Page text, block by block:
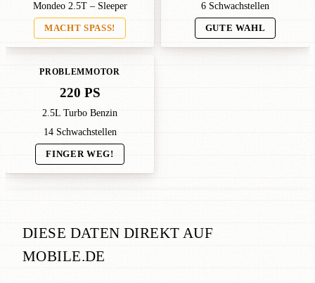
Mondeo 2.5T – Sleeper
MACHT SPASS!
6 Schwachstellen
GUTE WAHL
PROBLEMMOTOR
220 PS
2.5L Turbo Benzin
14 Schwachstellen
FINGER WEG!
DIESE DATEN DIREKT AUF
MOBILE.DE